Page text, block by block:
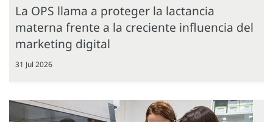
La OPS llama a proteger la lactancia
materna frente a la creciente influencia del
marketing digital
31 Jul 2026